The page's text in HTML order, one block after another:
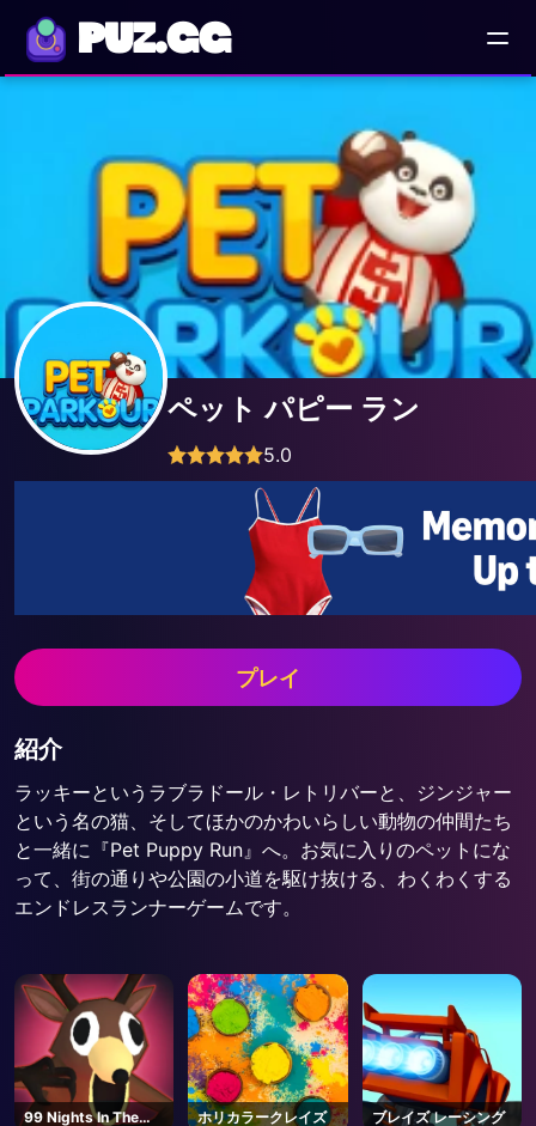
PUZ.GG
ペット パピー ラン
5.0
プレイ
紹介
ラッキーというラブラドール・レトリバーと、ジンジャー
という名の猫、そしてほかのかわいらしい動物の仲間たち
と一緒に『Pet Puppy Run』へ。お気に入りのペットにな
って、街の通りや公園の小道を駆け抜ける、わくわくする
エンドレスランナーゲームです。
99 Nights In The
ホリカラークレイズ ブレイズ レーシング